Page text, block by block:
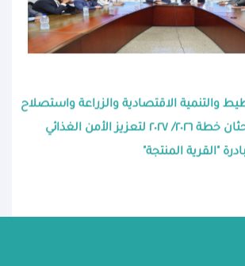
والتنمية الاقتصادية والزراعة واستصلاح
الأراضي تبحثان خطة ٢٠٢٦/ ٢٠٢٧ لتعزيز الأمن الغذائي
"القرية المنتجة"